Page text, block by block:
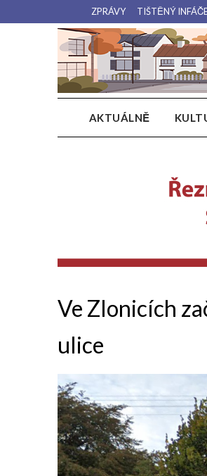
na
ZPRÁVY TIŠTĚNÝ
AKTUÁLNĚ
Ve Zlonicích
ulice